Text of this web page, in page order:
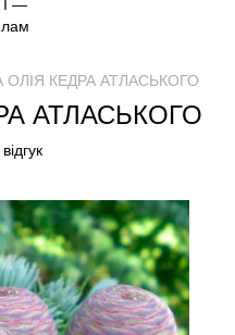
ОЛІЯ КЕДРА АТЛАСЬКОГО
АТЛАСЬКОГО